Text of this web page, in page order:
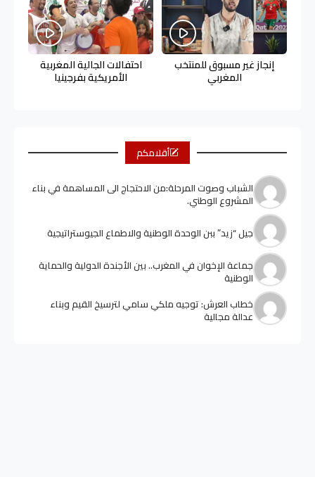
إنجاز غير مسبوق للمنتخب
المغربي
احتفالات الجالية المغربية
الأمريكية بفرجينيا
أقلامكم
الشباب وصوت المرحلة:من الاحتجاج الى المساهمة في بناء
المشروع الوطني.
جيل “زيد” ببن الوحدة الوطنية والاطماع الجيوستراتيجية
جماعة الإخوان في المغرب.. بين الأجندة الدولية والحماية
الوطنية
خطاب العرش: توجيه ملكي سامي لترسيخ القيم وبناء
عدالة مجالية